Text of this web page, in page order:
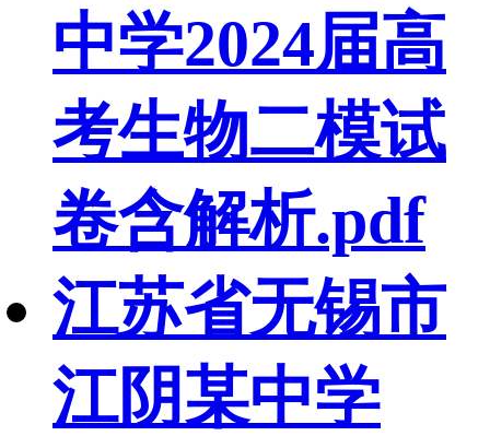
中学2024届高
考生物二模试
卷含解析.pdf
江苏省无锡市
江阴某中学